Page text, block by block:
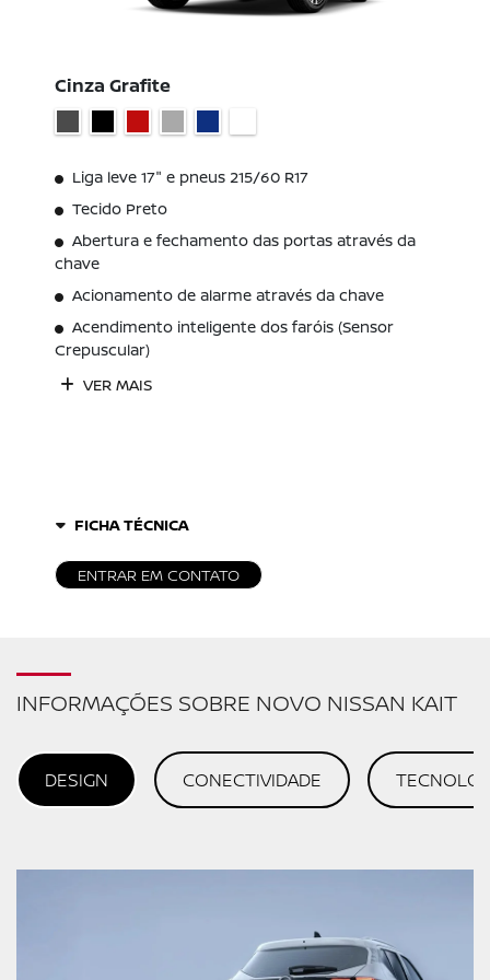
Cinza Grafite
Liga leve 17" e pneus 215/60 R17
Tecido Preto
Abertura e fechamento das portas através da
chave
Acionamento de alarme através da chave
Acendimento inteligente dos faróis (Sensor
Crepuscular)
VER MAIS
FICHA TÉCNICA
ENTRAR EM CONTATO
INFORMAÇÕES SOBRE NOVO NISSAN KAIT
DESIGN CONECTIVIDADE